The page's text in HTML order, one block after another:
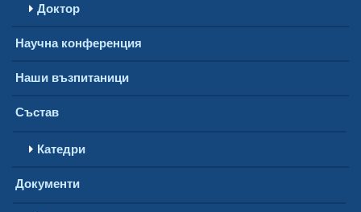
Доктор
Научна конференция
Наши възпитаници
Състав
Катедри
Документи